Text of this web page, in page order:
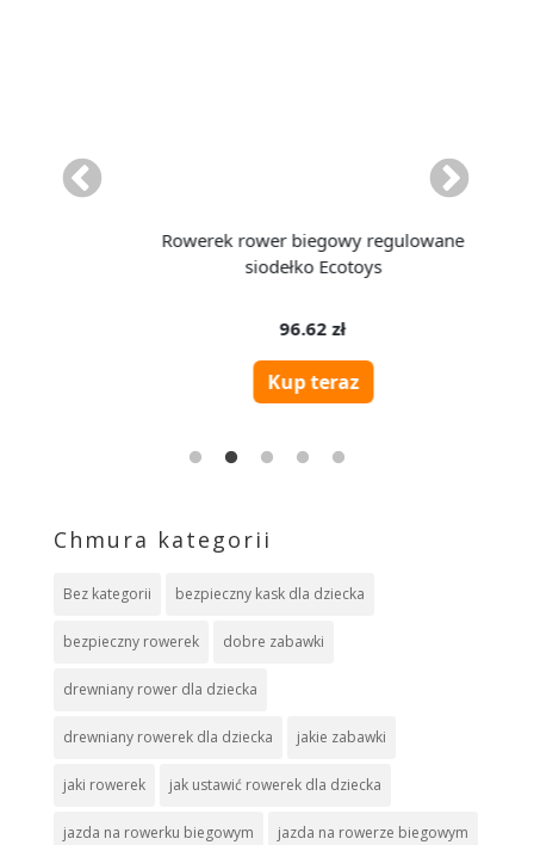
Chmura kategorii
Bez kategorii bezpieczny kask dla dziecka
bezpieczny rowerek dobre zabawki
drewniany rower dla dziecka
drewniany rowerek dla dziecka jakie zabawki
jaki rowerek jak ustawić rowerek dla dziecka
jazda na rowerku biegowym jazda na rowerze biegowym